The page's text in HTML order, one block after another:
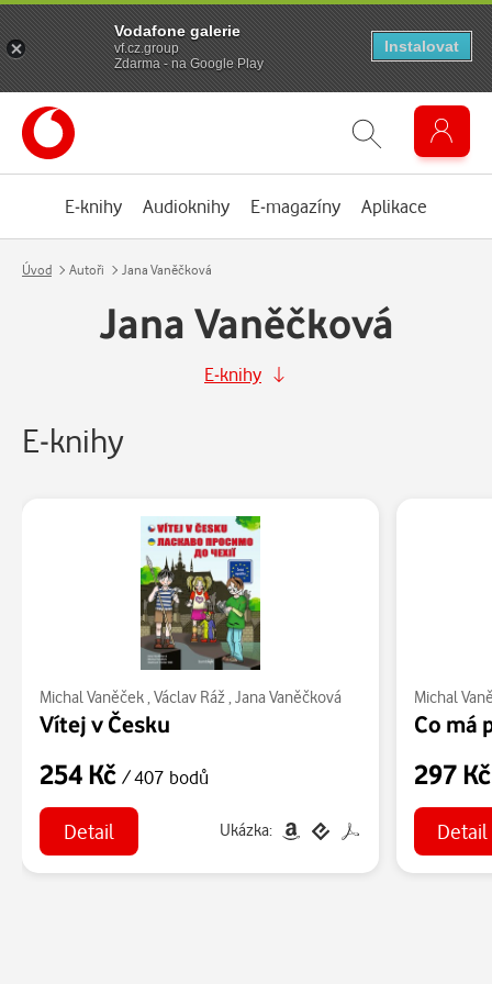
E-knihy Audioknihy E-magazíny Aplikace
Úvod Autoři Jana Vaněčková
Jana Vaněčková
E-knihy
E-knihy
Michal Vaněček, Václav Ráž, Jana Vaněčková
Vítej v Česku
254 Kč / 407 bodů
Detail Ukázka:
Michal
Co má
297
Detail
Vodafone galerie
vf.cz.group
Zdarma - na Google Play
Instalovat